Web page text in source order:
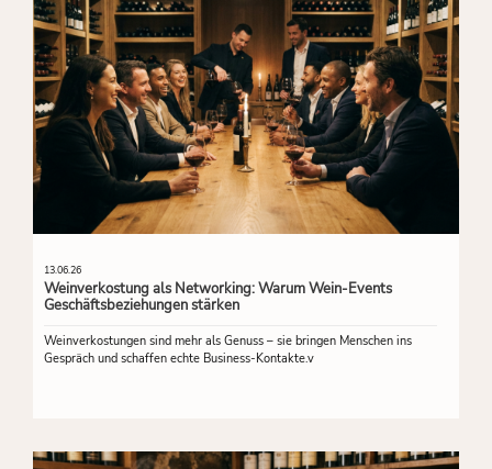
13.06.26
Weinverkostung als Networking: Warum Wein-Events
Geschäftsbeziehungen stärken
Weinverkostungen sind mehr als Genuss – sie bringen Menschen ins
Gespräch und schaffen echte Business-Kontakte.v